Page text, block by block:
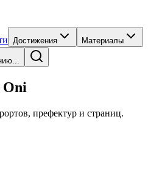
Достижения Материалы
Oni
префектур и страниц.